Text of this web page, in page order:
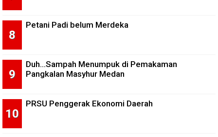
Petani Padi belum Merdeka
Duh...Sampah Menumpuk di Pemakaman
Pangkalan Masyhur Medan
PRSU Penggerak Ekonomi Daerah